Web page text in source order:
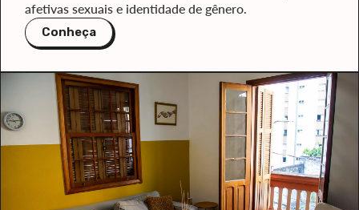
afetivas sexuais e identidade de gênero.
Conheça